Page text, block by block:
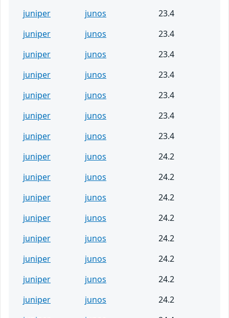
juniper
junos
23.4
juniper
junos
23.4
juniper
junos
23.4
juniper
junos
23.4
juniper
junos
23.4
juniper
junos
23.4
juniper
junos
23.4
juniper
junos
24.2
juniper
junos
24.2
juniper
junos
24.2
juniper
junos
24.2
juniper
junos
24.2
juniper
junos
24.2
juniper
junos
24.2
juniper
junos
24.2